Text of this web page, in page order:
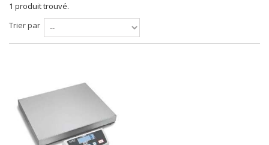
1 produit trouvé.
Trier par